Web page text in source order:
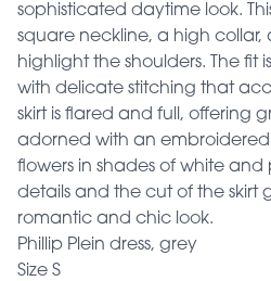
sophisticated daytime look.
square neckline, a high collar,
highlight the shoulders. The fit
with delicate stitching that
skirt is flared and full, offering
adorned with an
flowers in shades of white and
details and the cut of the skirt
romantic and chic look.
Phillip Plein dress, grey
Size S